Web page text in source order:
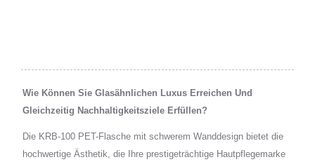
Wie Können Sie Glasähnlichen Luxus Erreichen Und
Gleichzeitig Nachhaltigkeitsziele Erfüllen?
Die KRB-100 PET-Flasche mit schwerem Wanddesign bietet die
hochwertige Ästhetik, die Ihre prestigeträchtige Hautpflegemarke